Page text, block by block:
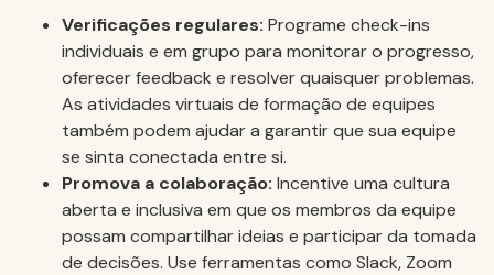
Verificações regulares: Programe check-ins
individuais e em grupo para monitorar o progresso,
oferecer feedback e resolver quaisquer problemas.
As atividades virtuais de formação de equipes
também podem ajudar a garantir que sua equipe
se sinta conectada entre si.
Promova a colaboração: Incentive uma cultura
aberta e inclusiva em que os membros da equipe
possam compartilhar ideias e participar da tomada
de decisões. Use ferramentas como Slack, Zoom